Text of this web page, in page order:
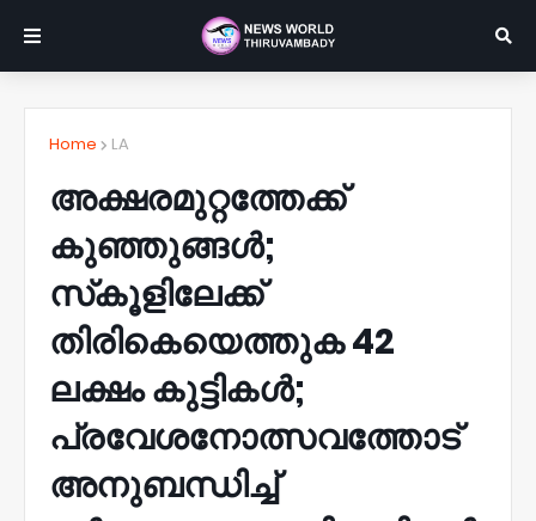
Home LA
അക്ഷരമുറ്റത്തേക്ക്
കുഞ്ഞുങ്ങള്‍;
സ്‌കൂളിലേക്ക്
തിരികെയെത്തുക 42
ലക്ഷം കുട്ടികള്‍;
പ്രവേശനോത്സവത്തോട്
അനുബന്ധിച്ച്